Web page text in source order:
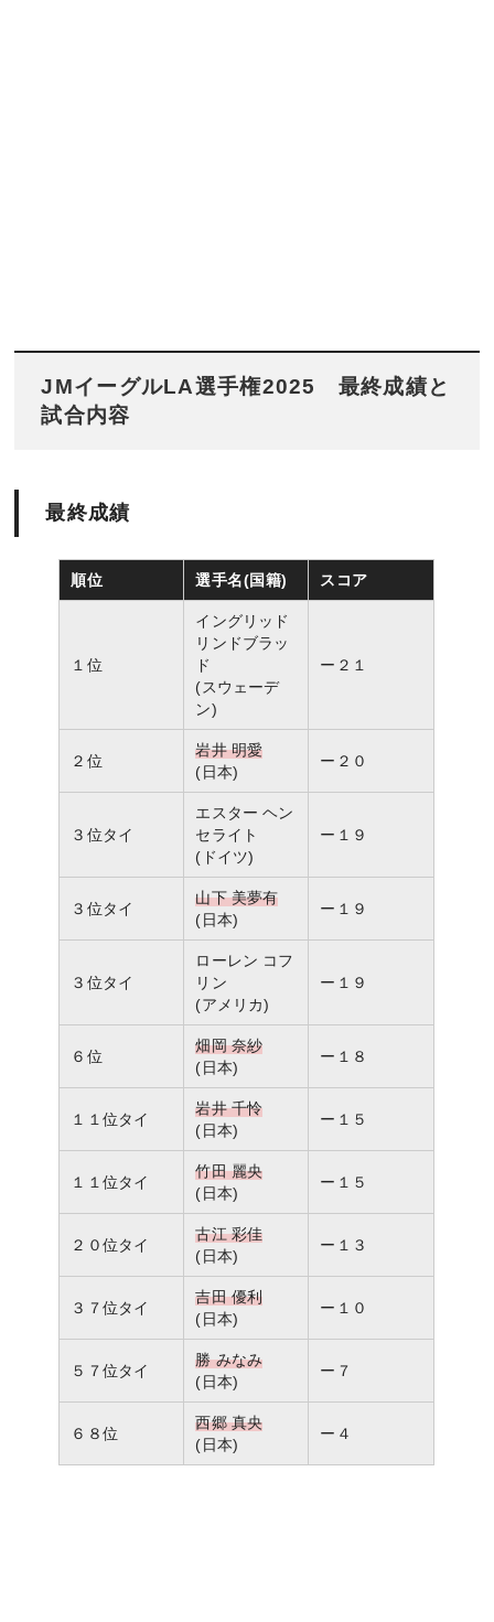
JMイーグルLA選手権2025
最終成績と
試合内容
最終成績
順位 選手名(国籍) スコア
１位
イングリッド
リンドブラッ
ド
(スウェーデ
ン)
ー２１
２位
岩井 明愛
(日本)
ー２０
３位タイ
エスター ヘン
セライト
(ドイツ)
ー１９
３位タイ
山下 美夢有
(日本)
ー１９
３位タイ
ローレン コフ
リン
(アメリカ)
ー１９
６位
畑岡 奈紗
(日本)
ー１８
１１位タイ
岩井 千怜
(日本)
ー１５
１１位タイ
竹田 麗央
(日本)
ー１５
２０位タイ
古江 彩佳
(日本)
ー１３
３７位タイ
吉田 優利
(日本)
ー１０
５７位タイ
勝 みなみ
(日本)
ー７
６８位
西郷 真央
(日本)
ー４